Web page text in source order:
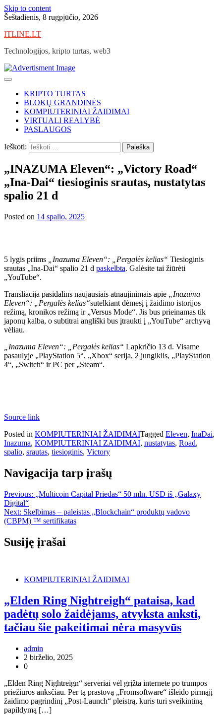
Skip to content
Šeštadienis, 8 rugpjūčio, 2026
ITLINE.LT
Technologijos, kripto turtas, web3
KRIPTO TURTAS
BLOKŲ GRANDINĖS
KOMPIUTERINIAI ŽAIDIMAI
VIRTUALI REALYBĖ
PASLAUGOS
Ieškoti:
„INAZUMA Eleven“: „Victory Road“
„Ina-Dai“ tiesioginis srautas, nustatytas
spalio 21 d
Posted on 14 spalio, 2025
5 lygis priims „Inazuma Eleven“: „Pergalės kelias“ Tiesioginis
srautas „Ina-Dai“ spalio 21 d paskelbta. Galėsite tai žiūrėti
„YouTube“.
Transliacija pasidalins naujausiais atnaujinimais apie
„Inazuma
Eleven“: „Pergalės kelias“sutelkiant dėmesį į žaidimo istorijos
režimą, kronikos režimą ir „Versus Mode“. Jis bus prieinamas tik
japonų kalba, o subtitrai angliški bus įtraukti į „YouTube“ archyvą
vėliau.
„Inazuma Eleven“: „Pergalės kelias“ Lapkričio 13 d. Visame
pasaulyje „PlayStation 5“, „Xbox“ serija, 2 jungiklis, „PlayStation
4“, „Switch“ ir PC per „Steam“.
Source link
Posted in KOMPIUTERINIAI ŽAIDIMAITagged Eleven, InaDai,
Inazuma, KOMPIUTERINIAI ZAIDIMAI, nustatytas, Road,
spalio, srautas, tiesioginis, Victory
Navigacija tarp įrašų
Previous: „Multicoin Capital Priedas“ 50 mln. USD iš „Galaxy
Digital“
Next: Skelbimas – paleistas „Blockchain“ produktų vadovo
(CBPM) ™ sertifikatas
Susiję įrašai
KOMPIUTERINIAI ŽAIDIMAI
„Elden Ring Nightreigh“ pataisa, kad
padėtų solo žaidėjams, atvyksta anksti,
tačiau šie pakeitimai nėra masyvūs
admin
2 birželio, 2025
0
„Elden Ring Nightreign“ serveriai vėl grįžta internete po trumpos
priežiūros anksčiau. Per tą prastovą „Fromsoftware“ išleido pirmąjį
žaidimo pagrindinį „Post-Launch“ pleistrą, kuris turi sveikintiną
papildymą […]